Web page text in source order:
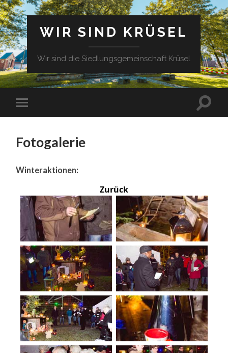
WIR SIND KRÜSEL
Wir sind die Siedlungsgemeinschaft Krüsel
Fotogalerie
Winteraktionen:
Zurück